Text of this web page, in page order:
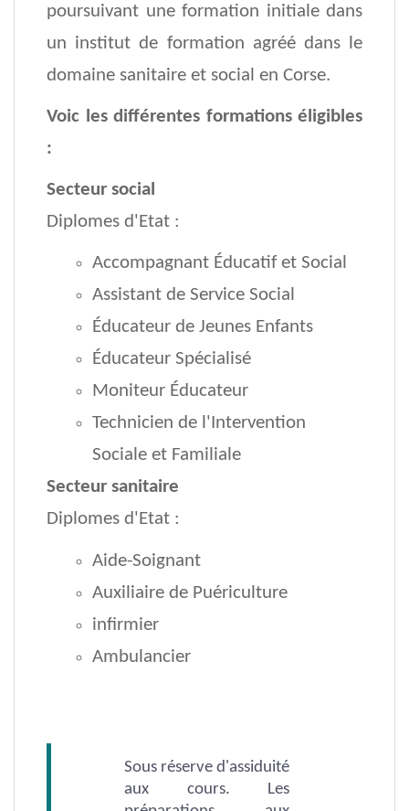
poursuivant une formation initiale dans
un institut de formation agréé dans le
domaine sanitaire et social en Corse.
Voic les différentes formations éligibles
:
Secteur social
Diplomes d'Etat :
Accompagnant Éducatif et Social
Assistant de Service Social
Éducateur de Jeunes Enfants
Éducateur Spécialisé
Moniteur Éducateur
Technicien de l'Intervention
Sociale et Familiale
Secteur sanitaire
Diplomes d'Etat :
Aide-Soignant
Auxiliaire de Puériculture
infirmier
Ambulancier
Sous réserve d'assiduité
aux cours. Les